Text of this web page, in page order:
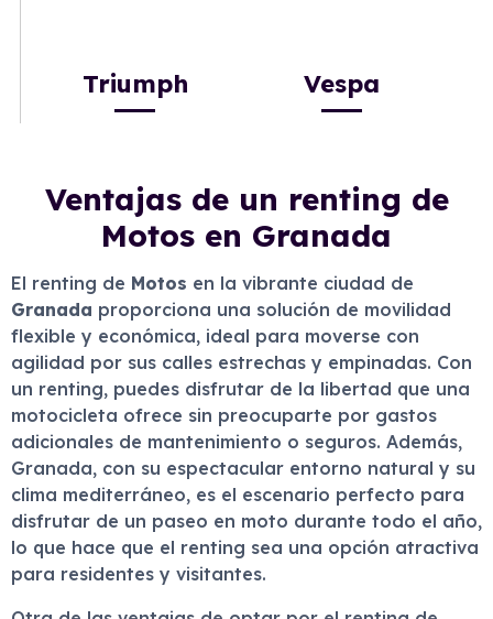
Triumph Vespa
Ventajas de un renting de
Motos en Granada
El renting de Motos en la vibrante ciudad de
Granada proporciona una solución de movilidad
flexible y económica, ideal para moverse con
agilidad por sus calles estrechas y empinadas. Con
un renting, puedes disfrutar de la libertad que una
motocicleta ofrece sin preocuparte por gastos
adicionales de mantenimiento o seguros. Además,
Granada, con su espectacular entorno natural y su
clima mediterráneo, es el escenario perfecto para
disfrutar de un paseo en moto durante todo el año,
lo que hace que el renting sea una opción atractiva
para residentes y visitantes.